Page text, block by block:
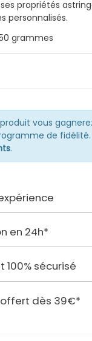
propriétés
personnalisés.
grammes
vous
de
.
en 24h*
100% sécurisé
dès 39€*